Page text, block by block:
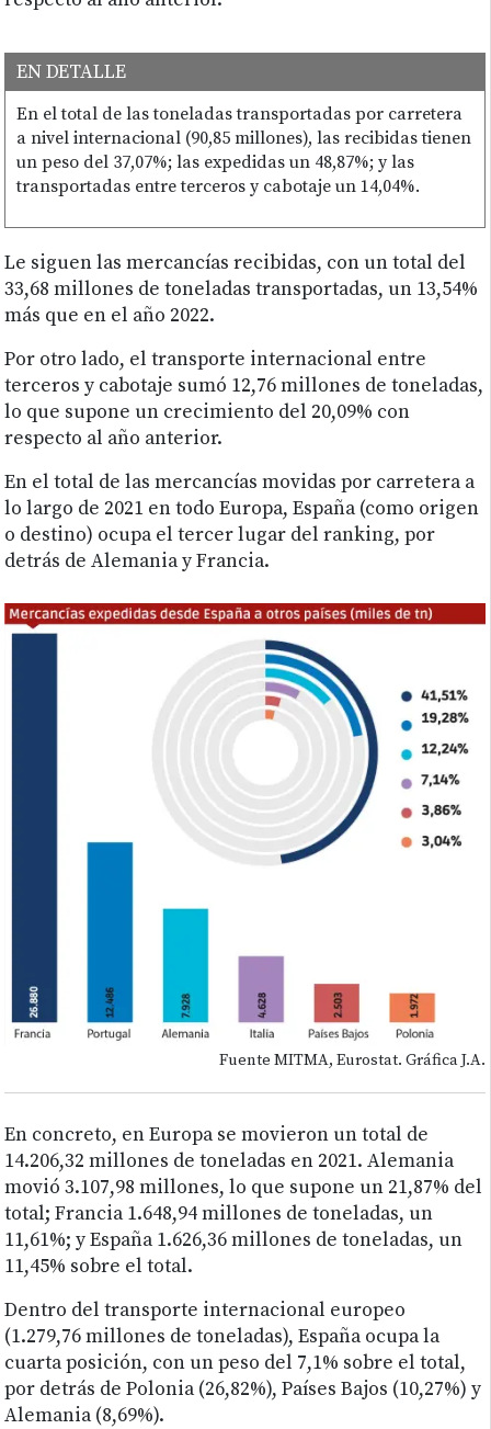
EN DETALLE
En el total de las toneladas transportadas por carretera
a nivel internacional (90,85 millones), las recibidas tienen
un peso del 37,07%; las expedidas un 48,87%; y las
transportadas entre terceros y cabotaje un 14,04%.
Le siguen las mercancías recibidas, con un total del
33,68 millones de toneladas transportadas, un 13,54%
más que en el año 2022.
Por otro lado, el transporte internacional entre
terceros y cabotaje sumó 12,76 millones de toneladas,
lo que supone un crecimiento del 20,09% con
respecto al año anterior.
En el total de las mercancías movidas por carretera a
lo largo de 2021 en todo Europa, España (como origen
o destino) ocupa el tercer lugar del ranking, por
detrás de Alemania y Francia.
Fuente MITMA, Eurostat. Gráfica J.A.
En concreto, en Europa se movieron un total de
14.206,32 millones de toneladas en 2021. Alemania
movió 3.107,98 millones, lo que supone un 21,87% del
total; Francia 1.648,94 millones de toneladas, un
11,61%; y España 1.626,36 millones de toneladas, un
11,45% sobre el total.
Dentro del transporte internacional europeo
(1.279,76 millones de toneladas), España ocupa la
cuarta posición, con un peso del 7,1% sobre el total,
por detrás de Polonia (26,82%), Países Bajos (10,27%) y
Alemania (8,69%).